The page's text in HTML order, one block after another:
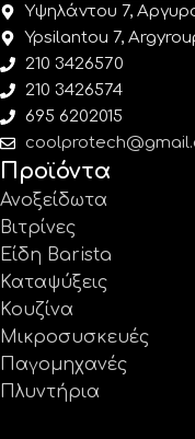
Υψηλάντου 7,
Ypsilantou 7,
210 3426570
210 3426574
695 6202015
Προϊόντα
Ανοξείδωτα
Βιτρίνες
Είδη Barista
Καταψύξεις
Κουζίνα
Μικροσυσκευές
Παγομηχανές
Πλυντήρια